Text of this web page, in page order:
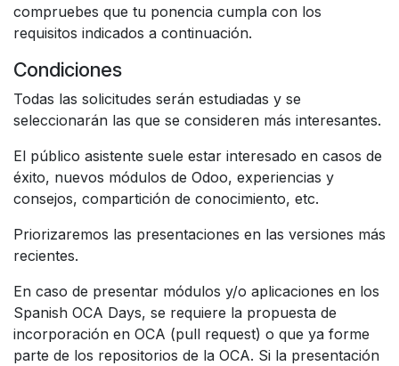
compruebes que tu ponencia cumpla con los
requisitos indicados a continuación.
Condiciones
Todas las solicitudes serán estudiadas y se
seleccionarán las que se consideren más interesantes.
El público asistente suele estar interesado en casos de
éxito, nuevos módulos de Odoo, experiencias y
consejos, compartición de conocimiento, etc.
Priorizaremos las presentaciones en las versiones más
recientes.
En caso de presentar módulos y/o aplicaciones en los
Spanish OCA Days, se requiere la propuesta de
incorporación en OCA (pull request) o que ya forme
parte de los repositorios de la OCA. Si la presentación